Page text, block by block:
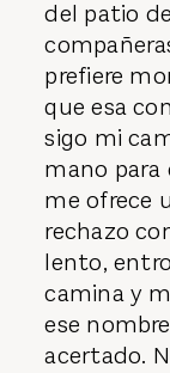
del patio
prefiere
que esa
sigo mi
mano para
me ofrece
rechazo
lento,
camina y
ese
acertado.